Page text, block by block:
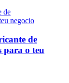
de
para o teu